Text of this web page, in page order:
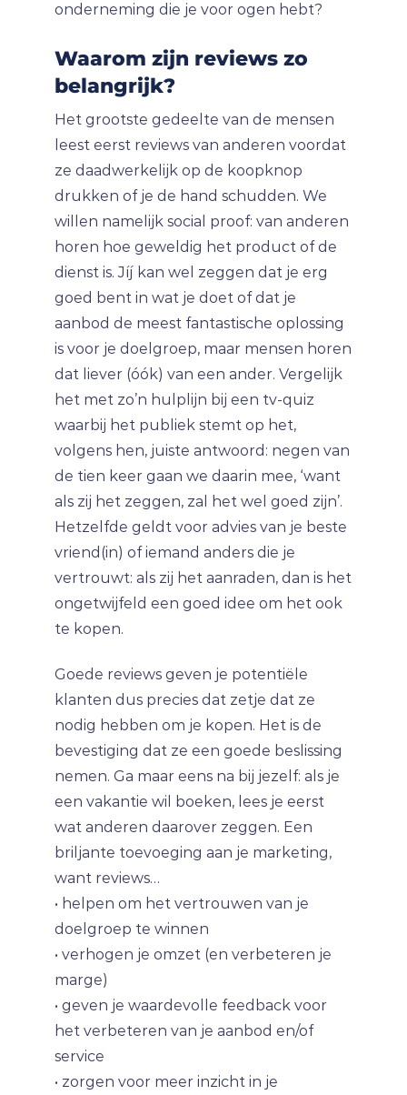
onderneming die je voor ogen hebt?
Waarom zijn reviews zo
belangrijk?
Het grootste gedeelte van de mensen
leest eerst reviews van anderen voordat
ze daadwerkelijk op de koopknop
drukken of je de hand schudden. We
willen namelijk social proof: van anderen
horen hoe geweldig het product of de
dienst is. Jíj kan wel zeggen dat je erg
goed bent in wat je doet of dat je
aanbod de meest fantastische oplossing
is voor je doelgroep, maar mensen horen
dat liever (óók) van een ander. Vergelijk
het met zo’n hulplijn bij een tv-quiz
waarbij het publiek stemt op het,
volgens hen, juiste antwoord: negen van
de tien keer gaan we daarin mee, ‘want
als zij het zeggen, zal het wel goed zijn’.
Hetzelfde geldt voor advies van je beste
vriend(in) of iemand anders die je
vertrouwt: als zij het aanraden, dan is het
ongetwijfeld een goed idee om het ook
te kopen.
Goede reviews geven je potentiële
klanten dus precies dat zetje dat ze
nodig hebben om je kopen. Het is de
bevestiging dat ze een goede beslissing
nemen. Ga maar eens na bij jezelf: als je
een vakantie wil boeken, lees je eerst
wat anderen daarover zeggen. Een
briljante toevoeging aan je marketing,
want reviews…
• helpen om het vertrouwen van je
doelgroep te winnen
• verhogen je omzet (en verbeteren je
marge)
• geven je waardevolle feedback voor
het verbeteren van je aanbod en/of
service
• zorgen voor meer inzicht in je